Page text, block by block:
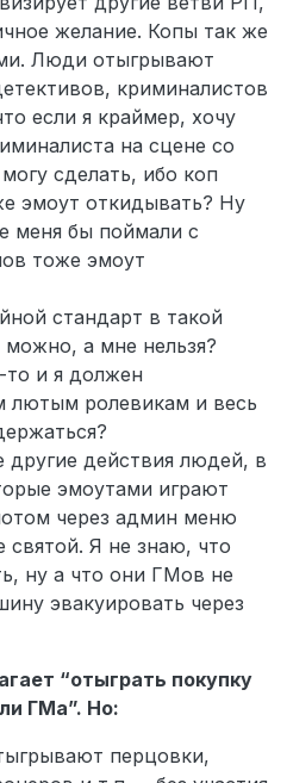
желание. Копы так же
Люди отыгрывают
криминалистов
если я краймер, хочу
на сцене со
сделать, ибо коп
эмоут откидывать? Ну
меня бы поймали с
тоже эмоут
стандарт в такой
можно, а мне нельзя?
и я должен
лютым ролевикам и весь
другие действия людей, в
эмоутами играют
через админ меню
святой. Я не знаю, что
ну а что они ГМов не
эвакуировать через
“отыграть покупку
ГМа”. Но:
перцовки,